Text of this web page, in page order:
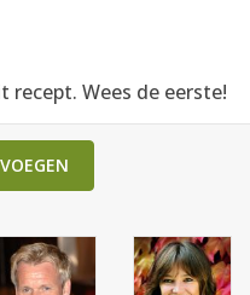
recept. Wees de eerste!